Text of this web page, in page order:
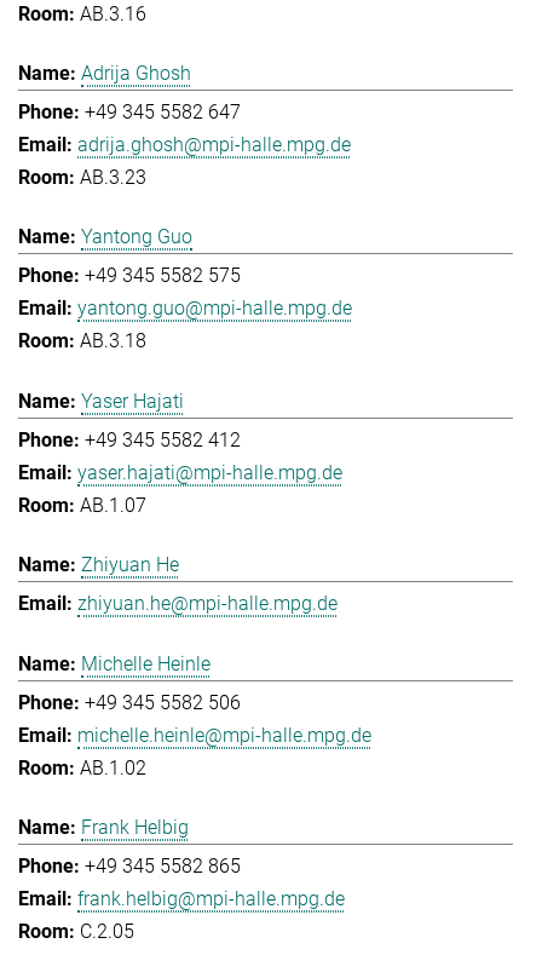
AB.3.16
Adrija Ghosh
+49 345 5582 647
adrija.ghosh@mpi-halle.mpg.de
AB.3.23
Yantong Guo
+49 345 5582 575
yantong.guo@mpi-halle.mpg.de
AB.3.18
Yaser Hajati
+49 345 5582 412
yaser.hajati@mpi-halle.mpg.de
AB.1.07
Zhiyuan He
zhiyuan.he@mpi-halle.mpg.de
Michelle Heinle
+49 345 5582 506
michelle.heinle@mpi-halle.mpg.de
AB.1.02
Frank Helbig
+49 345 5582 865
frank.helbig@mpi-halle.mpg.de
C.2.05